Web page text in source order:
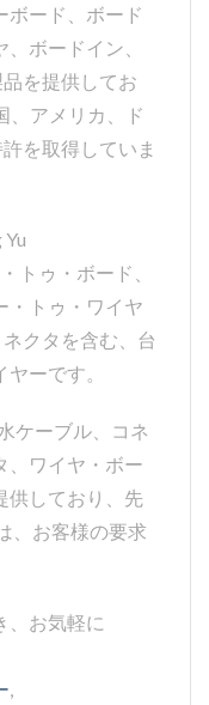
ボード、ボード
ボードイン、
を提供してお
、アメリカ、ド
を取得していま
トゥ・ボード、
・トゥ・ワイヤ
クタを含む、台
ーです。
ケーブル、コネ
、ワイヤ・ボー
供しており、先
、お客様の要求
、お気軽に